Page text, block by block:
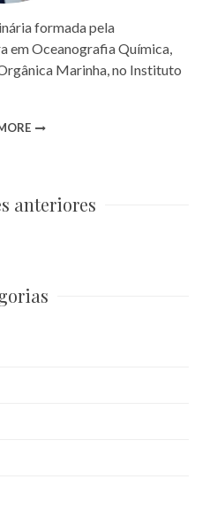
formada pela
em Oceanografia Química,
Marinha, no Instituto
anteriores